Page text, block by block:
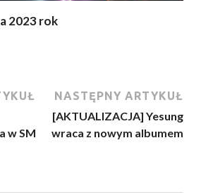
2023 rok
w SM
NASTĘPNY ARTYKUŁ
[AKTUALIZACJA] Yesung
wraca z nowym albumem